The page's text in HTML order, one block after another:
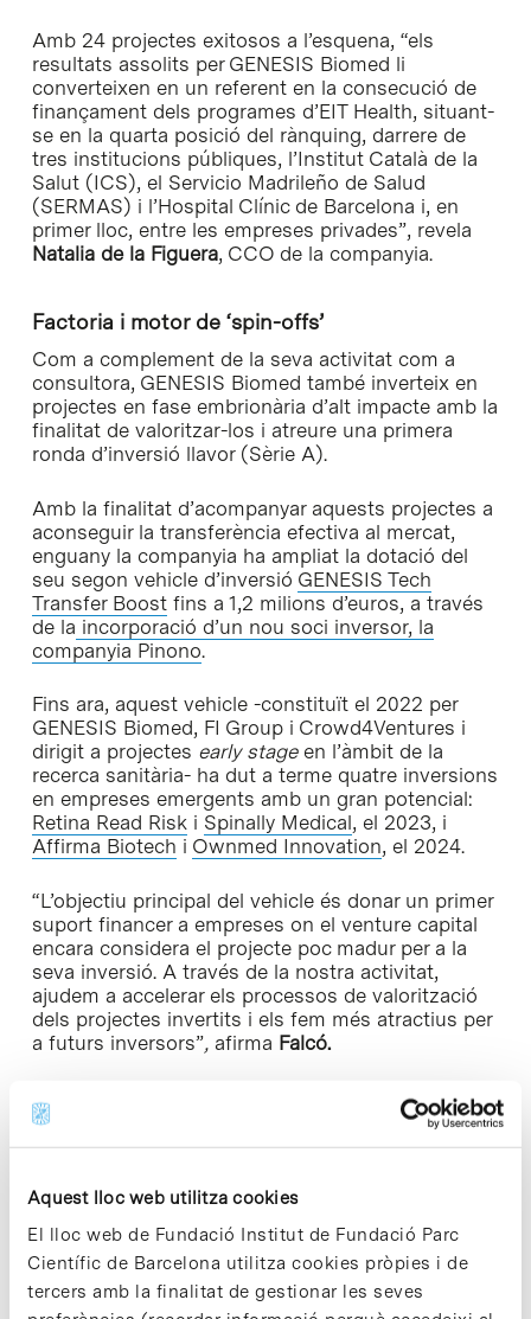
Aquest lloc web utilitza cookies
El lloc web de Fundació Institut de Fundació Parc
Científic de Barcelona utilitza cookies pròpies i de
tercers amb la finalitat de gestionar les seves
Amb 24 projectes exitosos a l’esquena, “els
resultats assolits per GENESIS Biomed li
converteixen en un referent en la consecució de
finançament dels programes d’EIT Health, situant-
se en la quarta posició del rànquing, darrere de
tres institucions públiques, l’Institut Català de la
Salut (ICS), el Servicio Madrileño de Salud
(SERMAS) i l’Hospital Clínic de Barcelona i, en
primer lloc, entre les empreses privades”, revela
Natalia de la Figuera, CCO de la companyia.
Factoria i motor de ‘spin-offs’
Com a complement de la seva activitat com a
consultora, GENESIS Biomed també inverteix en
projectes en fase embrionària d’alt impacte amb la
finalitat de valoritzar-los i atreure una primera
ronda d’inversió llavor (Sèrie A).
Amb la finalitat d’acompanyar aquests projectes a
aconseguir la transferència efectiva al mercat,
enguany la companyia ha ampliat la dotació del
seu segon vehicle d’inversió GENESIS Tech
Transfer Boostfins a 1,2 milions d’euros, a través
de la incorporació d’un nou soci inversor, la
companyia Pinono.
Fins ara, aquest vehicle -constituït el 2022 per
GENESIS Biomed, FI Group i Crowd4Ventures i
dirigit a projectes early stageen l’àmbit de la
recerca sanitària- ha dut a terme quatre inversions
en empreses emergents amb un gran potencial:
Retina Read Riski Spinally Medical, el 2023, i
Affirma Biotech i Ownmed Innovation, el 2024.
“L’objectiu principal del vehicle és donar un primer
suport financer a empreses on el venture capital
encara considera el projecte poc madur per a la
seva inversió. A través de la nostra activitat,
ajudem a accelerar els processos de valorització
dels projectes invertits i els fem més atractius per
a futurs inversors”, afirma Falcó.
Aquest model ja ha estat validat pel vehicle
GENESIS Ventures -creat el 2017 i actualment en
fase de desinversió, a través del qual la consultora
biomèdics.
A més, GENESIS Biomed reforça el seu
compromís amb l’emprenedoria en salut actuant
també com a plataforma de venture builder, és a